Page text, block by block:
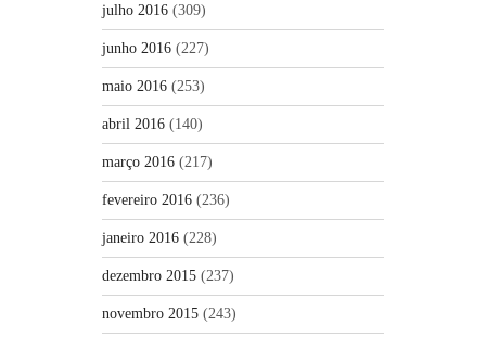
julho 2016 (309)
junho 2016 (227)
maio 2016 (253)
abril 2016 (140)
março 2016 (217)
fevereiro 2016 (236)
janeiro 2016 (228)
dezembro 2015 (237)
novembro 2015 (243)